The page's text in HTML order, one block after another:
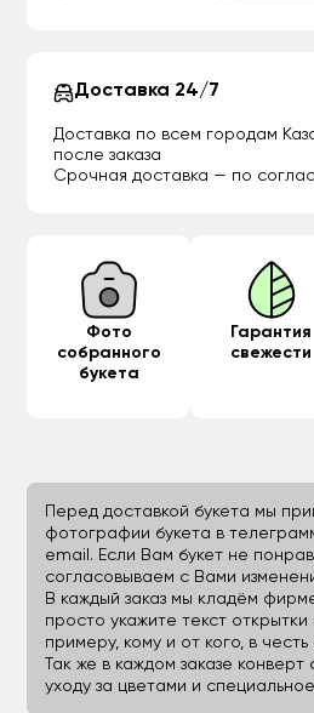
Доставка 24/7
Доставка по всем городам
после заказа
Срочная доставка — по
Фото
собранного
букета
Гарантия
свежести
Перед доставкой букета мы
фотографии букета в
email. Если Вам букет не
согласовываем с Вами
В каждый заказ мы кладём
просто укажите текст
примеру, кому и от кого, в честь
Так же в каждом заказе
уходу за цветами и